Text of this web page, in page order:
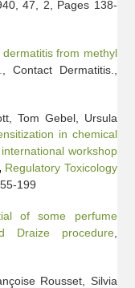
47, 2, Pages 138-
from methyl
, Contact Dermatitis.,
Tom Gebel, Ursula
in chemical
workshop
, Regulatory Toxicology
199
of some perfume
Draize procedure,
Rousset, Silvia